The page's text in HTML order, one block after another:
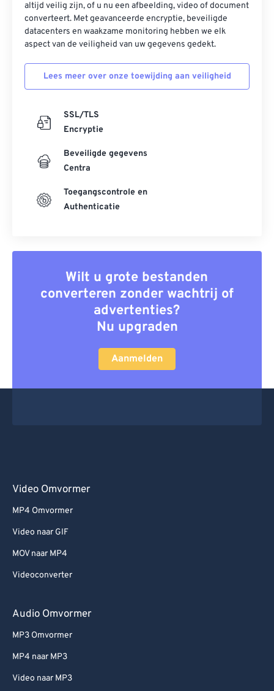
altijd veilig zijn, of u nu een afbeelding, video of document
converteert. Met geavanceerde encryptie, beveiligde
datacenters en waakzame monitoring hebben we elk
aspect van de veiligheid van uw gegevens gedekt.
Lees meer over onze toewijding aan veiligheid
SSL/TLS
Encryptie
Beveiligde gegevens
Centra
Toegangscontrole en
Authenticatie
Wilt u grote bestanden
converteren zonder wachtrij of
advertenties?
Nu upgraden
Aanmelden
Video Omvormer
MP4 Omvormer
Video naar GIF
MOV naar MP4
Videoconverter
Audio Omvormer
MP3 Omvormer
MP4 naar MP3
Video naar MP3